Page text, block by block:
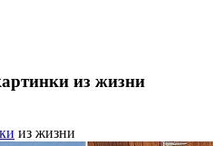
из жизни
из жизни